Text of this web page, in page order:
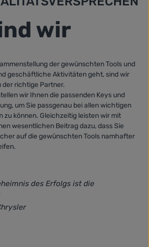
wir
der gewünschten Tools und
geschäftliche Aktivitäten geht, sind wir
der richtige Partner.
wir Ihnen die passenden Keys und
um Sie passgenau bei allen wichtigen
zu können. Gleichzeitig leisten wir mit
wesentlichen Beitrag dazu, dass Sie
auf die gewünschten Tools namhafter
des Erfolgs ist die